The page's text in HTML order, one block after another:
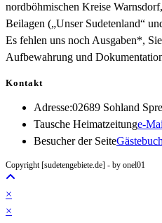
nordböhmischen Kreise
Beilagen („Unser Sudetenland“
Es fehlen uns noch Ausgaben*,
Aufbewahrung und
Kontakt
Adresse:02689 Sohland
Tausche Heimatzeitunge-
Besucher der SeiteGästebuch
Copyright [sudetengebiete.de] - by onel01
×
×